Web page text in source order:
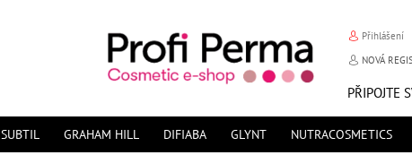
Přihlášení
NOVÁ
PŘIPOJTE
SUBTIL GRAHAM HILL DIFIABA GLYNT NUTRACOSMETICS